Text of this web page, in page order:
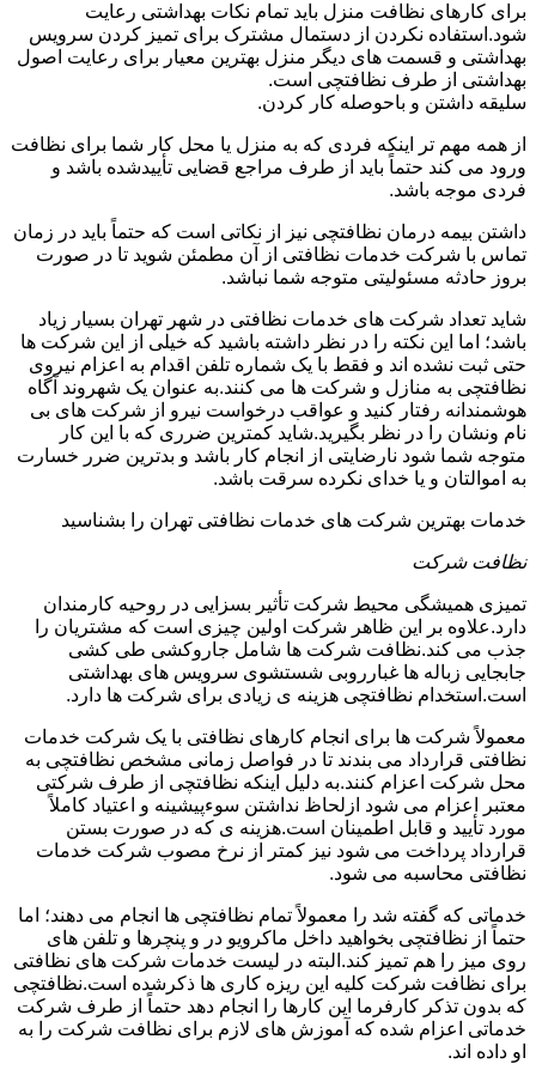
برای کارهای نظافت منزل باید تمام نکات بهداشتی رعایت
شود.استفاده نکردن از دستمال مشترک برای تمیز کردن سرویس
بهداشتی و قسمت های دیگر منزل بهترین معیار برای رعایت اصول
بهداشتی از طرف نظافتچی است.
سلیقه داشتن و باحوصله کار کردن.
از همه مهم تر اینکه فردی که به منزل یا محل کار شما برای نظافت
ورود می کند حتماً باید از طرف مراجع قضایی تأییدشده باشد و
فردی موجه باشد.
داشتن بیمه درمان نظافتچی نیز از نکاتی است که حتماً باید در زمان
تماس با شرکت خدمات نظافتی از آن مطمئن شوید تا در صورت
بروز حادثه مسئولیتی متوجه شما نباشد.
شاید تعداد شرکت های خدمات نظافتی در شهر تهران بسیار زیاد
باشد؛ اما این نکته را در نظر داشته باشید که خیلی از این شرکت ها
حتی ثبت نشده اند و فقط با یک شماره تلفن اقدام به اعزام نیروی
نظافتچی به منازل و شرکت ها می کنند.به عنوان یک شهروند آگاه
هوشمندانه رفتار کنید و عواقب درخواست نیرو از شرکت های بی
نام ونشان را در نظر بگیرید.شاید کمترین ضرری که با این کار
متوجه شما شود نارضایتی از انجام کار باشد و بدترین ضرر خسارت
به اموالتان و یا خدای نکرده سرقت باشد.
خدمات بهترین شرکت های خدمات نظافتی تهران را بشناسید
نظافت شرکت
تمیزی همیشگی محیط شرکت تأثیر بسزایی در روحیه کارمندان
دارد.علاوه بر این ظاهر شرکت اولین چیزی است که مشتریان را
جذب می کند.نظافت شرکت ها شامل جاروکشی طی کشی
جابجایی زباله ها غبارروبی شستشوی سرویس های بهداشتی
است.استخدام نظافتچی هزینه ی زیادی برای شرکت ها دارد.
معمولاً شرکت ها برای انجام کارهای نظافتی با یک شرکت خدمات
نظافتی قرارداد می بندند تا در فواصل زمانی مشخص نظافتچی به
محل شرکت اعزام کنند.به دلیل اینکه نظافتچی از طرف شرکتی
معتبر اعزام می شود ازلحاظ نداشتن سوءپیشینه و اعتیاد کاملاً
مورد تأیید و قابل اطمینان است.هزینه ی که در صورت بستن
قرارداد پرداخت می شود نیز کمتر از نرخ مصوب شرکت خدمات
نظافتی محاسبه می شود.
خدماتی که گفته شد را معمولاً تمام نظافتچی ها انجام می دهند؛ اما
حتماً از نظافتچی بخواهید داخل ماکرویو در و پنچرها و تلفن های
روی میز را هم تمیز کند.البته در لیست خدمات شرکت های نظافتی
برای نظافت شرکت کلیه این ریزه کاری ها ذکرشده است.نظافتچی
که بدون تذکر کارفرما این کارها را انجام دهد حتماً از طرف شرکت
خدماتی اعزام شده که آموزش های لازم برای نظافت شرکت را به
او داده اند.